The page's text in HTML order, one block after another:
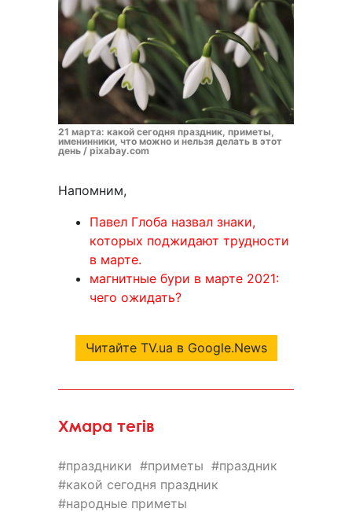
21 марта: какой сегодня праздник, приметы,
именинники, что можно и нельзя делать в этот
день / pixabay.com
Напомним,
Павел Глоба назвал знаки,
которых поджидают трудности
в марте.
магнитные бури в марте 2021:
чего ожидать?
Читайте TV.ua в Google.News
Хмара тегів
праздники приметы
праздник
какой сегодня праздник
народные приметы